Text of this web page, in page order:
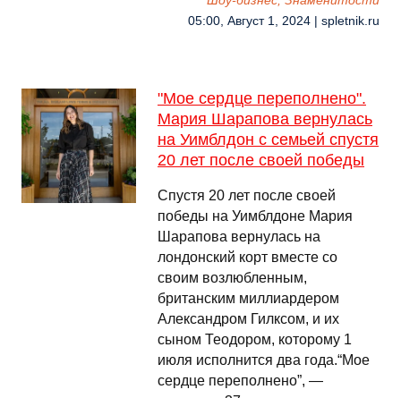
05:00, Август 1, 2024 | spletnik.ru
"Мое сердце переполнено".
Мария Шарапова вернулась
на Уимблдон с семьей спустя
20 лет после своей победы
Спустя 20 лет после своей
победы на Уимблдоне Мария
Шарапова вернулась на
лондонский корт вместе со
своим возлюбленным,
британским миллиардером
Александром Гилксом, и их
сыном Теодором, которому 1
июля исполнится два года.“Мое
сердце переполнено”, —